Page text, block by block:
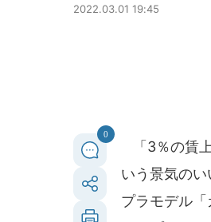
2022.03.01 19:45
0
「3％の賃
いう景気の
プラモデル